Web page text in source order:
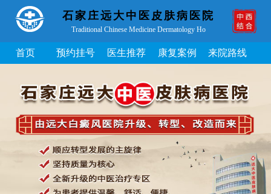
石家庄远大中医皮肤病医院
Traditional Chinese Medicine Dermatology Ho
首页 预约挂号 医生推荐 康复案例 来院路线